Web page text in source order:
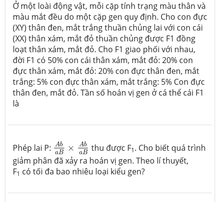
Ở một loài động vật, mỗi cặp tính trạng màu thân và
màu mắt đều do một cặp gen quy định. Cho con đực
(XY) thân đen, mắt trắng thuần chủng lai với con cái
(XX) thân xám, mắt đỏ thuần chủng được F1 đồng
loạt thân xám, mắt đỏ. Cho F1 giao phối với nhau,
đời F1 có 50% con cái thân xám, mắt đỏ: 20% con
đực thân xám, mắt đỏ: 20% con đực thân đen, mắt
trắng: 5% con đực thân xám, mắt trắng: 5% Con đực
thân đen, mắt đỏ. Tần số hoán vị gen ở cá thể cái F1
là
Phép lai P: Ab
aB × Ab
aB
Ab ×A a
thu được F1. Cho biết quá trình
giảm phân đã xảy ra hoán vị gen. Theo lí thuyết,
F1 có tối đa bao nhiêu loại kiểu gen?